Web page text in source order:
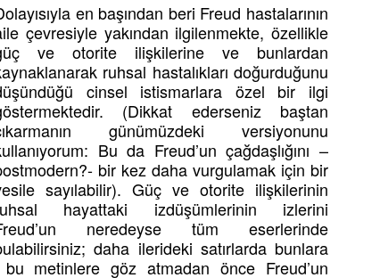
en başından beri Freud hastalarının
çevresiyle yakından ilgilenmekte, özellikle
ve otorite ilişkilerine ve bunlardan
ruhsal hastalıkları doğurduğunu
cinsel istismarlara özel bir ilgi
(Dikkat ederseniz baştan
günümüzdeki versiyonunu
Bu da Freud’un çağdaşlığını –
bir kez daha vurgulamak için bir
sayılabilir). Güç ve otorite ilişkilerinin
hayattaki izdüşümlerinin izlerini
neredeyse tüm eserlerinde
daha ilerideki satırlarda bunlara
metinlere göz atmadan önce Freud’un